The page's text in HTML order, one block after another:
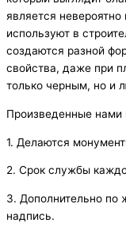
является
используют в
создаются разной
свойства, даже при
только черным, но и
Произведенные нами
1. Делаются
2. Срок службы
3. Дополнительно по
надпись.